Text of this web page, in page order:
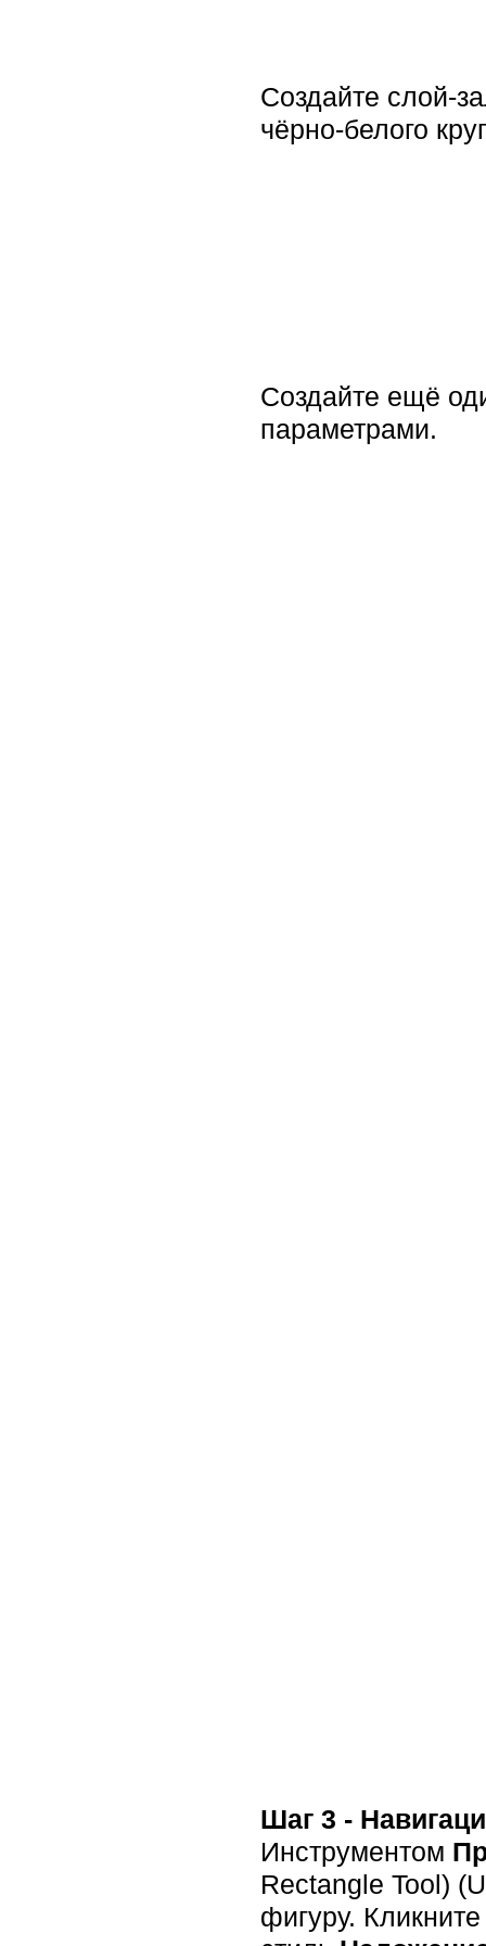
Создайте слой-
чёрно-белого
Создайте ещё
параметрами.
Шаг 3 -
Инструментом
Rectangle Tool)
фигуру.